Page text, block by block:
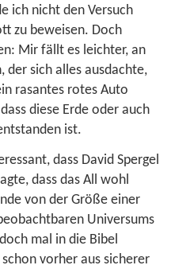
ich nicht den Versuch
zu beweisen. Doch
Mir fällt es leichter, an
der sich alles ausdachte,
rasantes rotes Auto
diese Erde oder auch
ist.
dass David Spergel
dass das All wohl
von der Größe einer
Universums
mal in die Bibel
vorher aus sicherer